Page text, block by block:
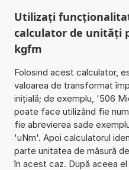
Utilizați
calculator de unități
kgfm
Folosind acest calculator,
valoarea de transformat
inițială; de exemplu, '506
poate face utilizând fie
fie abrevierea sade
'uNm'. Apoi calculatorul
parte unitatea de măsură
în acest caz. După aceea